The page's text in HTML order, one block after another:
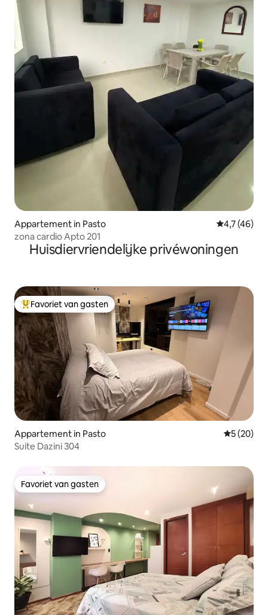
Appartement in Pasto
4,7 (46)
zona cardio Apto 201
Huisdiervriendelijke privéwoningen
Topfavoriet van gasten
Favoriet van gasten
Appartement in Pasto
5 (20)
Suite Dazini 304
Favoriet van gasten
Favoriet van gasten